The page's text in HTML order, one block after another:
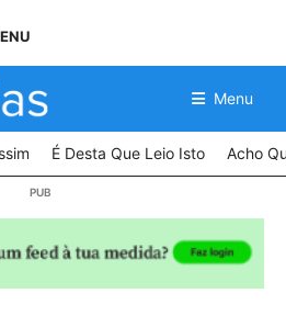
Menu
É Desta Que Leio Isto Acho